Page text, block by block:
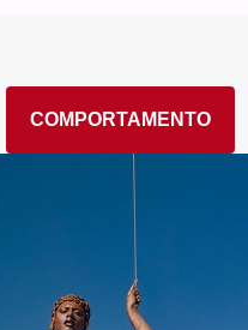
COMPORTAMENTO